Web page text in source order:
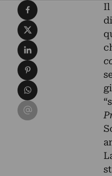
Il
Condividi su
Condividi su X
Condividi su
Condividi su
Condividi su
Condividi su Email